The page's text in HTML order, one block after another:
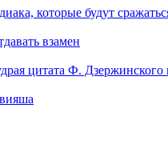
которые будут
взaмeн
цитата Ф. Дзержинского